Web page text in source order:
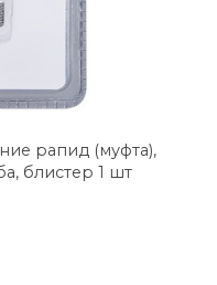
рапид (муфта),
блистер 1 шт